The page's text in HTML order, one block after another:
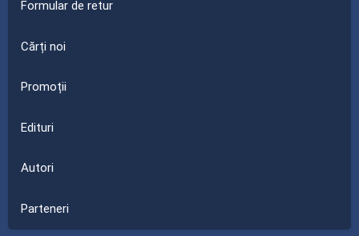
Formular de retur
Cărți noi
Promoții
Edituri
Autori
Parteneri